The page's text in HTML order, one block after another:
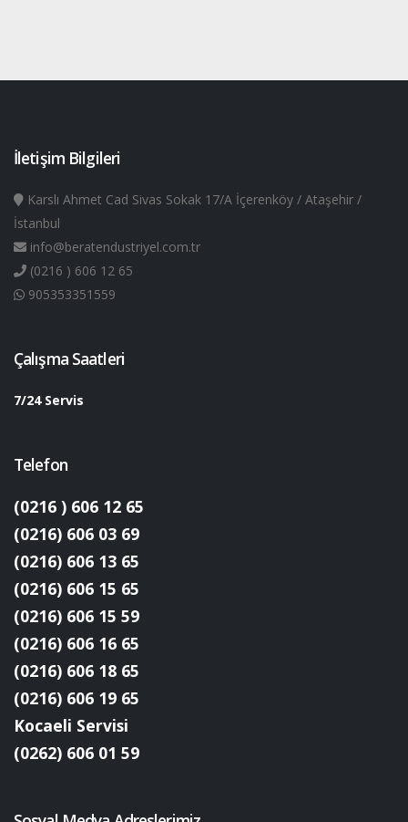
İletişim Bilgileri
Karslı Ahmet Cad Sivas Sokak 17/A İçerenköy / Ataşehir /
İstanbul
info@beratendustriyel.com.tr
(0216 ) 606 12 65
905353351559
Çalışma Saatleri
7/24 Servis
Telefon
(0216 ) 606 12 65
(0216) 606 03 69
(0216) 606 13 65
(0216) 606 15 65
(0216) 606 15 59
(0216) 606 16 65
(0216) 606 18 65
(0216) 606 19 65
Kocaeli Servisi
(0262) 606 01 59